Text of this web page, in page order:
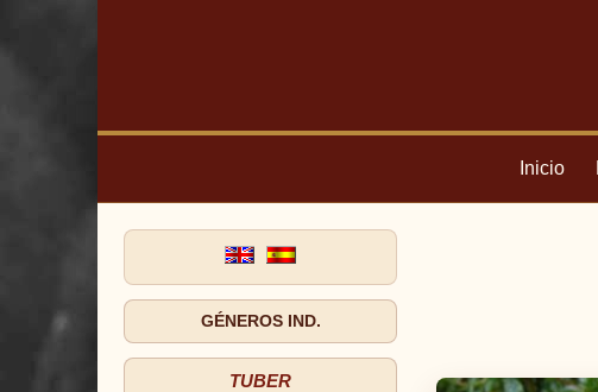
Inicio
GÉNEROS IND.
TUBER